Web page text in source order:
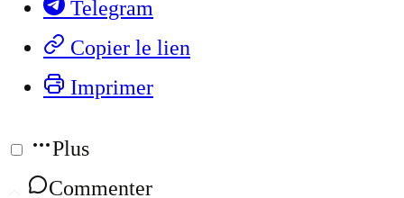
Telegram
Copier le lien
Imprimer
Plus
Commenter